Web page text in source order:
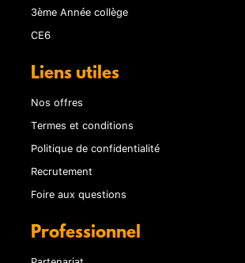
3ème Année collège
CE6
Liens utiles
Nos offres
Termes et conditions
Politique de confidentialité
Recrutement
Foire aux questions
Professionnel